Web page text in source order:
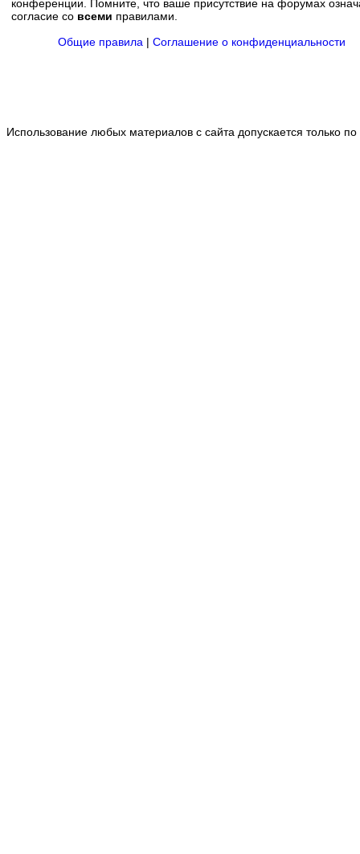
конференции. Помните, что ваше присутствие на форумах
согласие со всеми правилами.
Общие правила | Соглашение о конфиденциальности
Использование любых материалов с сайта допускается только